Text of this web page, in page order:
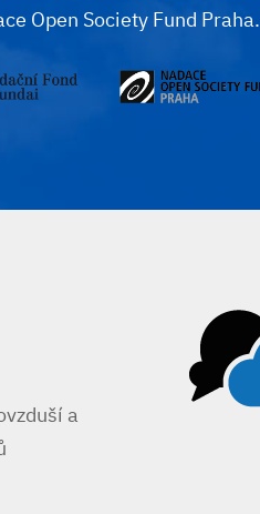
Open Society Fund Praha.
a